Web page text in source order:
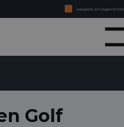
Laagste prijsgarantie
Online kopen, niet goed geld terug
Financial lease - Soepele acceptatie
Golf